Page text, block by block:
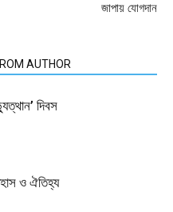
জাপায় যোগদান
AUTHOR
দিবস
ও ঐতিহ্য